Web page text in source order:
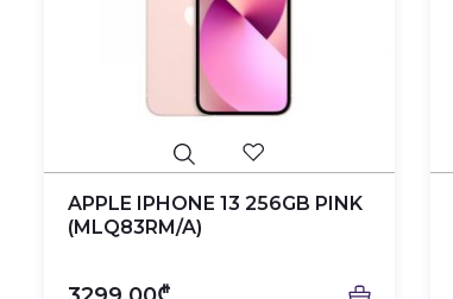
APPLE IPHONE 13 256GB PINK
(MLQ83RM/A)